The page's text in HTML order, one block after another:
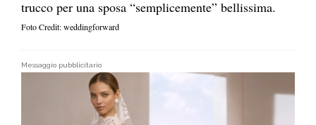
trucco per una sposa “semplicemente” bellissima.
Foto Credit: weddingforward
Messaggio pubblicitario